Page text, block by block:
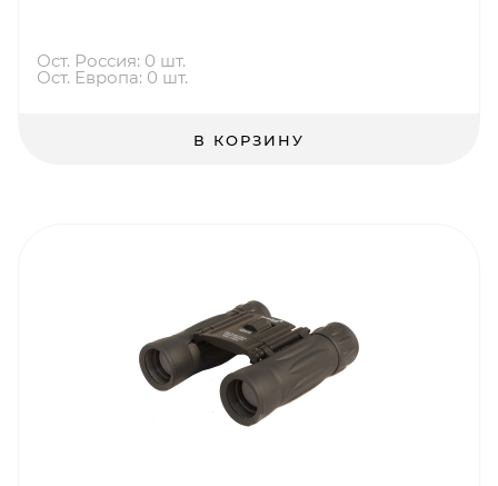
Ост. Россия: 0 шт.
Ост. Европа: 0 шт.
В КОРЗИНУ